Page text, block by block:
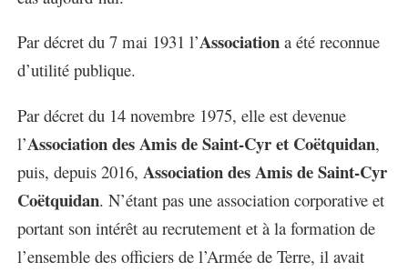
Par décret du 7 mai 1931 l’Associationa été reconnue
d’utilité publique.
Par décret du 14 novembre 1975, elle est devenue
l’Association des Amis de Saint-Cyr et Coëtquidan,
puis, depuis 2016, Association des Amis de Saint-Cyr
Coëtquidan. N’étant pas une association corporative et
portant son intérêt au recrutement et à la formation de
l’ensemble des officiers de l’Armée de Terre, il avait